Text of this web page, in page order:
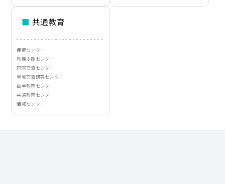
■ 共通教育
保健センター
教職支援センター
国際交流センター
地域交流研究センター
語学教育センター
共通教育センター
情報センター